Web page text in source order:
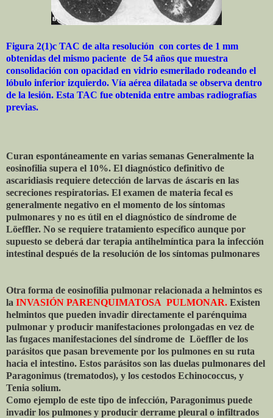
Figura 2(1)c TAC de alta resolución con cortes de 1 mm
obtenidas del mismo paciente de 54 años que muestra
consolidación con opacidad en vidrio esmerilado rodeando el
lóbulo inferior izquierdo. Vía aérea dilatada se observa dentro
de la lesión. Esta TAC fue obtenida entre ambas radiografías
previas.
Curan espontáneamente en varias semanas Generalmente la
eosinofilia supera el 10%. El diagnóstico definitivo de
ascaridiasis requiere detección de larvas de áscaris en las
secreciones respiratorias. El examen de materia fecal es
generalmente negativo en el momento de los síntomas
pulmonares y no es útil en el diagnóstico de síndrome de
Löeffler. No se requiere tratamiento específico aunque por
supuesto se deberá dar terapia antihelmíntica para la infección
intestinal después de la resolución de los síntomas pulmonares
Otra forma de eosinofilia pulmonar relacionada a helmintos es
la INVASIÓN PARENQUIMATOSA PULMONAR. Existen
helmintos que pueden invadir directamente el parénquima
pulmonar y producir manifestaciones prolongadas en vez de
las fugaces manifestaciones del síndrome de Löeffler de los
parásitos que pasan brevemente por los pulmones en su ruta
hacia el intestino. Estos parásitos son las duelas pulmonares del
Paragonimus (trematodos), y los cestodos Echinococcus, y
Tenia solium.
Como ejemplo de este tipo de infección, Paragonimus puede
invadir los pulmones y producir derrame pleural o infiltrados